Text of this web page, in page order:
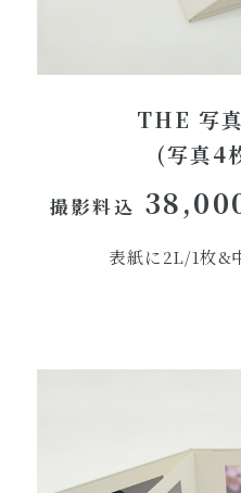
THE 写
(写真4
撮影料込
表紙に2L/1枚&